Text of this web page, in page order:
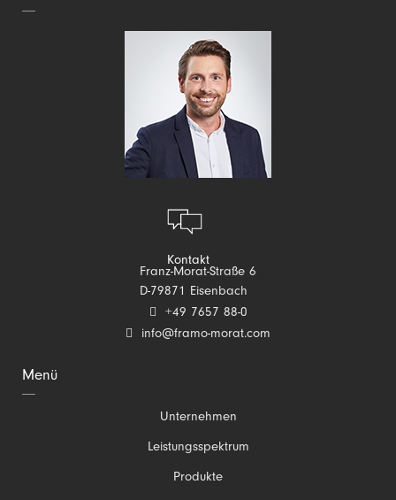
Menü
Unternehmen
Leistungsspektrum
Produkte
Kontakt
Franz-Morat-Straße 6
D-79871 Eisenbach
+49 7657 88-0
info@framo-morat.com